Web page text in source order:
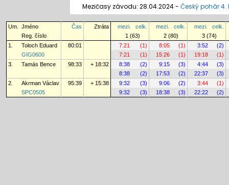
Mezičasy závodu: 28.04.2024 - Český pohár 4.
Um. Jméno Čas Ztráta mezi. celk. mezi. celk. mezi.
celk.
Reg. číslo
1 (63) 2 (80)
3 (74)
1.
Toloch Eduard 80:01 7:21 (1) 8:05 (1) 3:52
(2)
GIG0600
7:21 (1) 15:26 (1) 19:18
(1)
3.
Tamás Bence 98:33 + 18:32 8:38 (2) 9:15 (3) 4:44
(3)
8:38
(2) 17:53 (2) 22:37
(3)
2.
Akrman Václav 95:39 + 15:38 9:32 (3) 9:06 (2) 3:44
(1)
SPC0505
9:32 (3) 18:38 (3) 22:22 (2)